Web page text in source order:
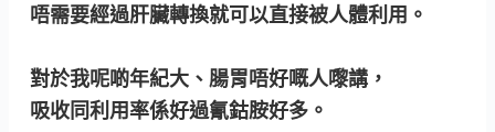
唔需要經過肝臟轉換就可以直接被人體利用。
對於我呢啲年紀大、腸胃唔好嘅人嚟講，
吸收同利用率係好過氰鈷胺好多。